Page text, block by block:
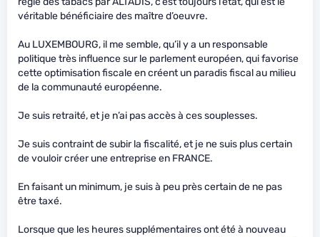
véritable bénéficiaire des maître d’oeuvre.
Au LUXEMBOURG, il me semble, qu’il y a un responsable
politique très influence sur le parlement européen, qui favorise
cette optimisation fiscale en créent un paradis fiscal au milieu
de la communauté européenne.
Je suis retraité, et je n’ai pas accès à ces souplesses.
Je suis contraint de subir la fiscalité, et je ne suis plus certain
de vouloir créer une entreprise en FRANCE.
En faisant un minimum, je suis à peu près certain de ne pas
être taxé.
Lorsque que les heures supplémentaires ont été à nouveau